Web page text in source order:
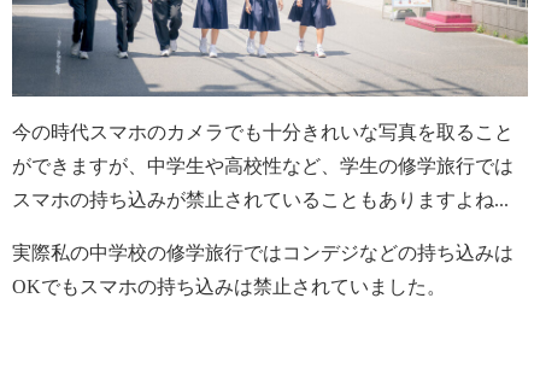
今の時代スマホのカメラでも十分きれいな写真を取ること
ができますが、中学生や高校性など、学生の修学旅行では
スマホの持ち込みが禁止されていることもありますよね...
実際私の中学校の修学旅行ではコンデジなどの持ち込みは
OKでもスマホの持ち込みは禁止されていました。